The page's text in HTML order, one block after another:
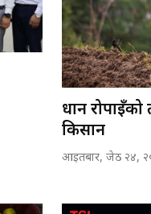
धान
किसान
आइतबार, जेठ २४,